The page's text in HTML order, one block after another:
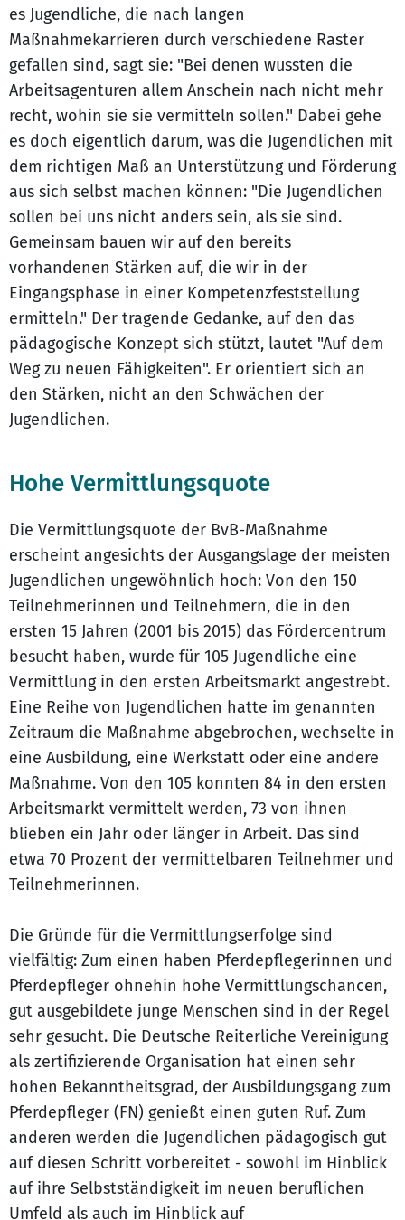
es Jugendliche, die nach langen
Maßnahmekarrieren durch verschiedene Raster
gefallen sind, sagt sie: "Bei denen wussten die
Arbeitsagenturen allem Anschein nach nicht mehr
recht, wohin sie sie vermitteln sollen." Dabei gehe
es doch eigentlich darum, was die Jugendlichen mit
dem richtigen Maß an Unterstützung und Förderung
aus sich selbst machen können: "Die Jugendlichen
sollen bei uns nicht anders sein, als sie sind.
Gemeinsam bauen wir auf den bereits
vorhandenen Stärken auf, die wir in der
Eingangsphase in einer Kompetenzfeststellung
ermitteln." Der tragende Gedanke, auf den das
pädagogische Konzept sich stützt, lautet "Auf dem
Weg zu neuen Fähigkeiten". Er orientiert sich an
den Stärken, nicht an den Schwächen der
Jugendlichen.
Hohe Vermittlungsquote
Die Vermittlungsquote der BvB-Maßnahme
erscheint angesichts der Ausgangslage der meisten
Jugendlichen ungewöhnlich hoch: Von den 150
Teilnehmerinnen und Teilnehmern, die in den
ersten 15 Jahren (2001 bis 2015) das Fördercentrum
besucht haben, wurde für 105 Jugendliche eine
Vermittlung in den ersten Arbeitsmarkt angestrebt.
Eine Reihe von Jugendlichen hatte im genannten
Zeitraum die Maßnahme abgebrochen, wechselte in
eine Ausbildung, eine Werkstatt oder eine andere
Maßnahme. Von den 105 konnten 84 in den ersten
Arbeitsmarkt vermittelt werden, 73 von ihnen
blieben ein Jahr oder länger in Arbeit. Das sind
etwa 70 Prozent der vermittelbaren Teilnehmer und
Teilnehmerinnen.
Die Gründe für die Vermittlungserfolge sind
vielfältig: Zum einen haben Pferdepflegerinnen und
Pferdepfleger ohnehin hohe Vermittlungschancen,
gut ausgebildete junge Menschen sind in der Regel
sehr gesucht. Die Deutsche Reiterliche Vereinigung
als zertifizierende Organisation hat einen sehr
hohen Bekanntheitsgrad, der Ausbildungsgang zum
Pferdepfleger (FN) genießt einen guten Ruf. Zum
anderen werden die Jugendlichen pädagogisch gut
auf diesen Schritt vorbereitet - sowohl im Hinblick
auf ihre Selbstständigkeit im neuen beruflichen
Umfeld als auch im Hinblick auf